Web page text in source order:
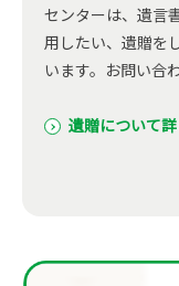
センターは、遺言
用したい、遺贈を
います。お問い合
遺贈について